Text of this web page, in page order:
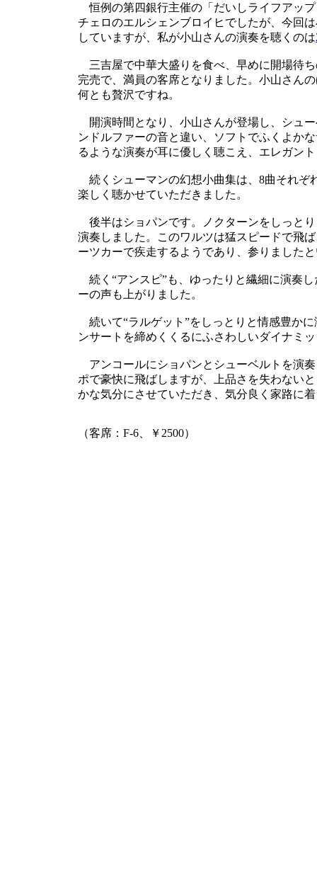
恒例の第四銀行主催の「だいしライフアッ
チェロのエルシェンブロイヒでしたが、今回
していますが、私が小山さんの演奏を聴くのは
三吉屋で中華大盛りを食べ、早めに開場待
完売で、満員の客席となりました。小山さん
何とも贅沢ですね。
開演時間となり、小山さんが登場し、シュ
ンドルファーの音と違い、ソフトでふくよか
るような演奏が耳に優しく聴こえ、エレガン
続くシューマンの幻想小曲集は、8曲それぞ
楽しく聴かせていただきました。
後半はショパンです。ノクターンをしっと
演奏しました。このワルツは猛スピードで飛
ーツカーで疾走するようであり、参りました
続く“アンスピ”も、ゆったりと繊細に演奏
ーの声も上がりました。
続いて“ラルゲット”をしっとりと情感豊か
ンサートを締めくくるにふさわしいダイナミ
アンコールにショパンとシューベルトを演
ポで豪快に飛ばしますが、上品さを失わない
かな気分にさせていただき、気分良く家路に
（客席：F-6、￥2500）